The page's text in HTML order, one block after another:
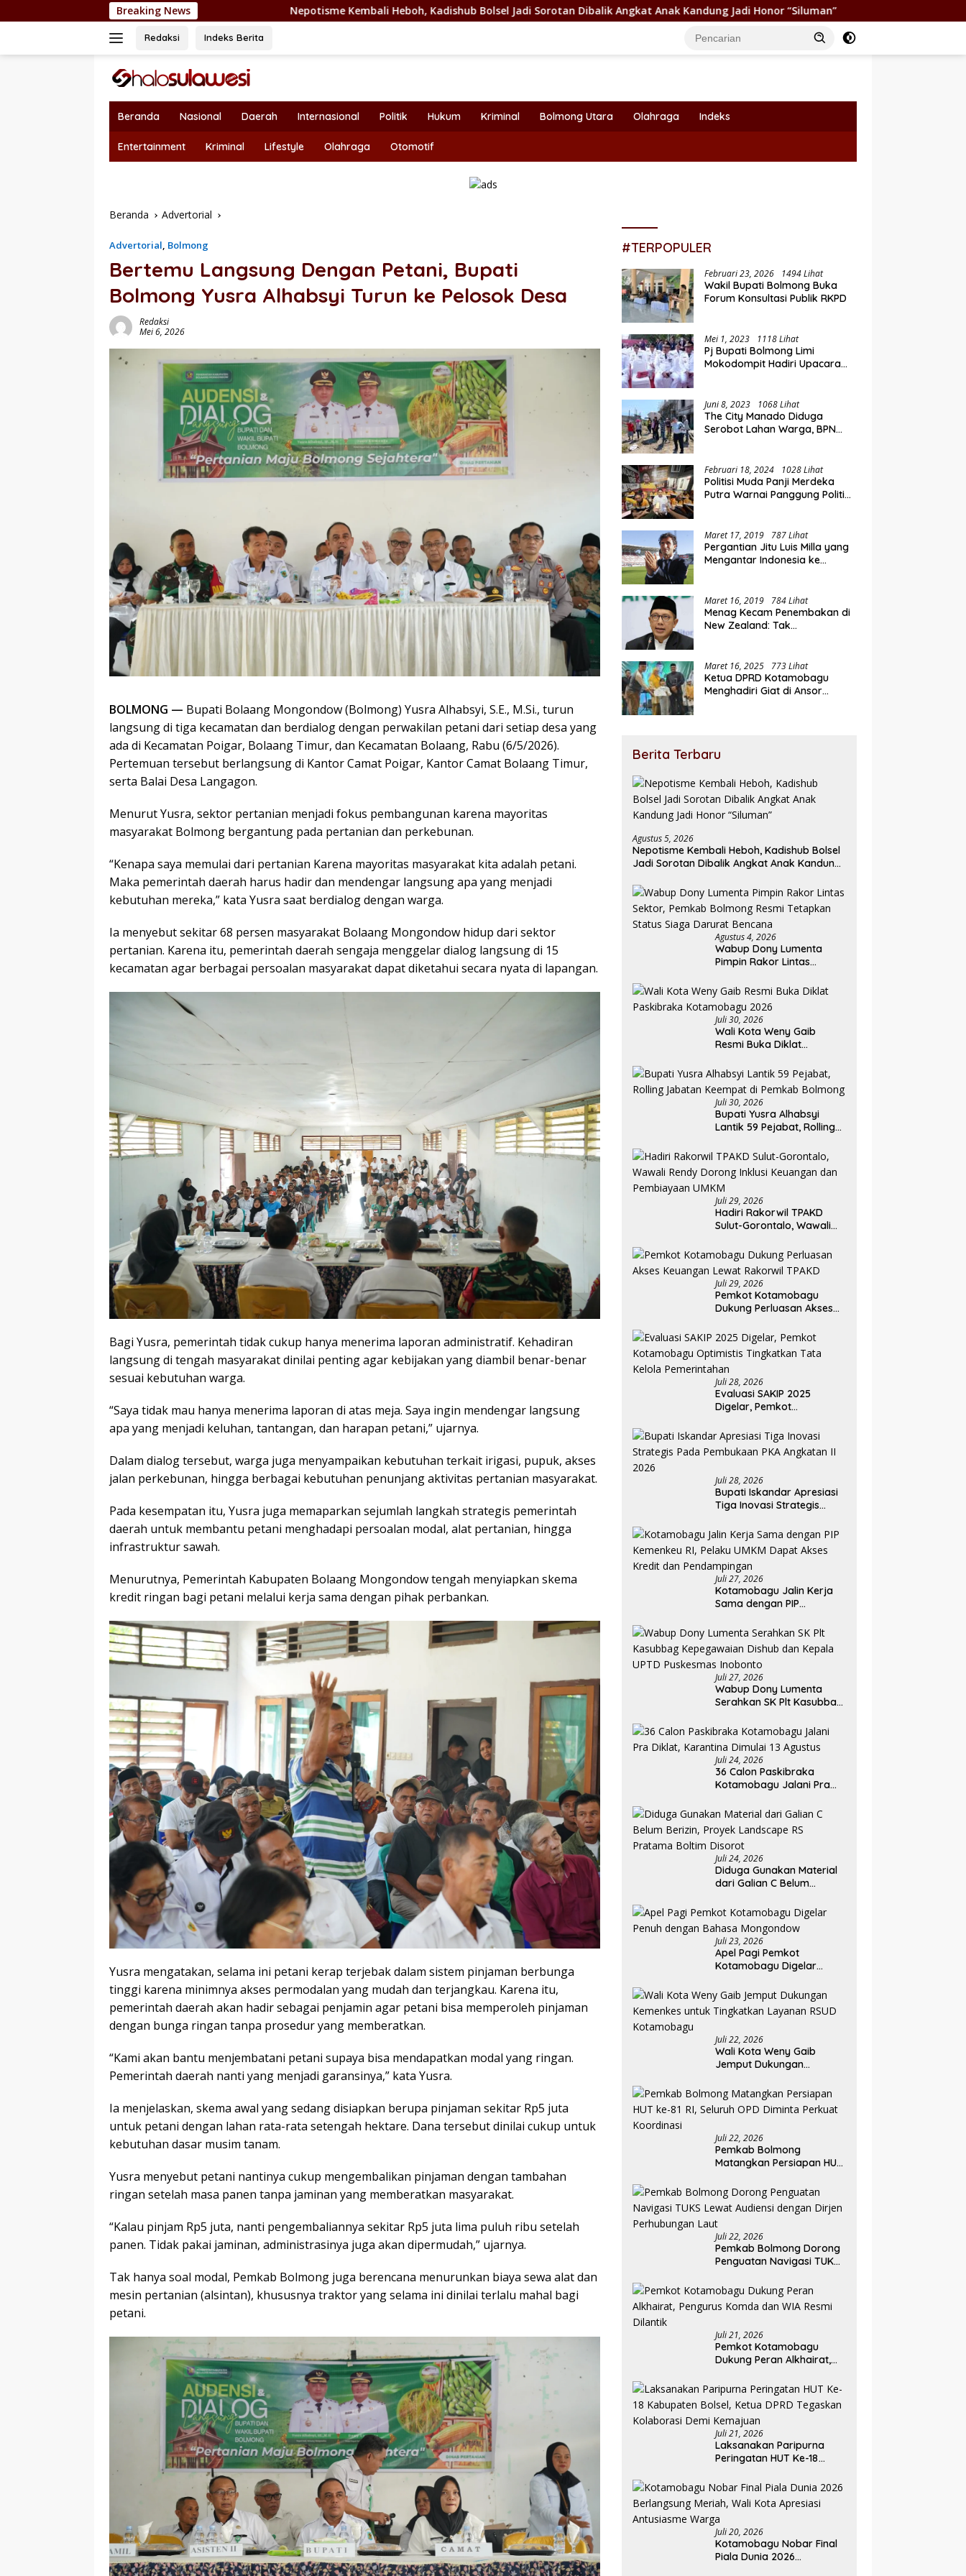
ke
Breaking NewsNepotisme Kembali Heboh, Kadishub Bolsel Jadi Sorotan Dibalik Angkat Anak Kandung Jadi Honor “Siluman” Wabup Dony Lumenta Pimpin Rakor
Redaksi Indeks Berita
Beranda Nasional Daerah Internasional Politik Hukum Kriminal Bolmong Utara Olahraga Indeks
Entertainment Kriminal Lifestyle Olahraga Otomotif
Beranda Advertorial
Advertorial, Bolmong
Bertemu Langsung Dengan Petani, Bupati
Bolmong Yusra Alhabsyi Turun ke Pelosok Desa
Redaksi
Mei 6, 2026
BOLMONG — Bupati Bolaang Mongondow (Bolmong) Yusra Alhabsyi, S.E., M.Si., turun
langsung di tiga kecamatan dan berdialog dengan perwakilan petani dari setiap desa yang
ada di Kecamatan Poigar, Bolaang Timur, dan Kecamatan Bolaang, Rabu (6/5/2026).
Pertemuan tersebut berlangsung di Kantor Camat Poigar, Kantor Camat Bolaang Timur,
serta Balai Desa Langagon.
Menurut Yusra, sektor pertanian menjadi fokus pembangunan karena mayoritas
masyarakat Bolmong bergantung pada pertanian dan perkebunan.
“Kenapa saya memulai dari pertanian Karena mayoritas masyarakat kita adalah petani.
Maka pemerintah daerah harus hadir dan mendengar langsung apa yang menjadi
kebutuhan mereka,” kata Yusra saat berdialog dengan warga.
Ia menyebut sekitar 68 persen masyarakat Bolaang Mongondow hidup dari sektor
pertanian. Karena itu, pemerintah daerah sengaja menggelar dialog langsung di 15
kecamatan agar berbagai persoalan masyarakat dapat diketahui secara nyata di lapangan.
Bagi Yusra, pemerintah tidak cukup hanya menerima laporan administratif. Kehadiran
langsung di tengah masyarakat dinilai penting agar kebijakan yang diambil benar-benar
sesuai kebutuhan warga.
“Saya tidak mau hanya menerima laporan di atas meja. Saya ingin mendengar langsung
apa yang menjadi keluhan, tantangan, dan harapan petani,” ujarnya.
Dalam dialog tersebut, warga juga menyampaikan kebutuhan terkait irigasi, pupuk, akses
jalan perkebunan, hingga berbagai kebutuhan penunjang aktivitas pertanian masyarakat.
Pada kesempatan itu, Yusra juga memaparkan sejumlah langkah strategis pemerintah
daerah untuk membantu petani menghadapi persoalan modal, alat pertanian, hingga
infrastruktur sawah.
Menurutnya, Pemerintah Kabupaten Bolaang Mongondow tengah menyiapkan skema
kredit ringan bagi petani melalui kerja sama dengan pihak perbankan.
Yusra mengatakan, selama ini petani kerap terjebak dalam sistem pinjaman berbunga
tinggi karena minimnya akses permodalan yang mudah dan terjangkau. Karena itu,
pemerintah daerah akan hadir sebagai penjamin agar petani bisa memperoleh pinjaman
dengan bunga ringan tanpa prosedur yang memberatkan.
“Kami akan bantu menjembatani petani supaya bisa mendapatkan modal yang ringan.
Pemerintah daerah nanti yang menjadi garansinya,” kata Yusra.
Ia menjelaskan, skema awal yang sedang disiapkan berupa pinjaman sekitar Rp5 juta
untuk petani dengan lahan rata-rata setengah hektare. Dana tersebut dinilai cukup untuk
kebutuhan dasar musim tanam.
Yusra menyebut petani nantinya cukup mengembalikan pinjaman dengan tambahan
ringan setelah masa panen tanpa jaminan yang memberatkan masyarakat.
“Kalau pinjam Rp5 juta, nanti pengembaliannya sekitar Rp5 juta lima puluh ribu setelah
panen. Tidak pakai jaminan, administrasinya juga akan dipermudah,” ujarnya.
Tak hanya soal modal, Pemkab Bolmong juga berencana menurunkan biaya sewa alat dan
mesin pertanian (alsintan), khususnya traktor yang selama ini dinilai terlalu mahal bagi
petani.
#TERPOPULER
Februari 23, 2026 1494 Lihat
Wakil Bupati Bolmong Buka
Forum Konsultasi Publik RKPD
Mei 1, 2023 1118 Lihat
Pj Bupati Bolmong Limi
Mokodompit Hadiri Upacara
Juni 8, 2023 1068 Lihat
The City Manado Diduga
Serobot Lahan Warga, BPN
Februari 18, 2024 1028 Lihat
Politisi Muda Panji Merdeka
Putra Warnai Panggung Politik
Maret 17, 2019 787 Lihat
Pergantian Jitu Luis Milla yang
Mengantar Indonesia ke
Maret 16, 2019 784 Lihat
Menag Kecam Penembakan di
New Zealand: Tak
Maret 16, 2025 773 Lihat
Ketua DPRD Kotamobagu
Menghadiri Giat di Ansor
Berita Terbaru
Agustus 5, 2026
Nepotisme Kembali Heboh, Kadishub Bolsel
Jadi Sorotan Dibalik Angkat Anak Kandung
Agustus 4, 2026
Wabup Dony Lumenta
Pimpin Rakor Lintas
Resmi Tetapkan Status
Siaga Darurat Bencana
Juli 30, 2026
Wali Kota Weny Gaib
Resmi Buka Diklat
2026
Juli 30, 2026
Bupati Yusra Alhabsyi
Lantik 59 Pejabat, Rolling
Pemkab Bolmong
Juli 29, 2026
Hadiri Rakorwil TPAKD
Sulut-Gorontalo, Wawali
Keuangan dan
Pembiayaan UMKM
Juli 29, 2026
Pemkot Kotamobagu
Dukung Perluasan Akses
TPAKD
Juli 28, 2026
Evaluasi SAKIP 2025
Digelar, Pemkot
Tingkatkan Tata Kelola
Pemerintahan
Juli 28, 2026
Bupati Iskandar Apresiasi
Tiga Inovasi Strategis
Angkatan II 2026
Juli 27, 2026
Kotamobagu Jalin Kerja
Sama dengan PIP
Dapat Akses Kredit dan
Pendampingan
Juli 27, 2026
Wabup Dony Lumenta
Serahkan SK Plt Kasubbag
Kepala UPTD Puskesmas
Inobonto
Juli 24, 2026
36 Calon Paskibraka
Kotamobagu Jalani Pra
Agustus
Juli 24, 2026
Diduga Gunakan Material
dari Galian C Belum
RS Pratama Boltim Disorot
Juli 23, 2026
Apel Pagi Pemkot
Kotamobagu Digelar
Mongondow
Juli 22, 2026
Wali Kota Weny Gaib
Jemput Dukungan
Tingkatkan Layanan RSUD
Kotamobagu
Juli 22, 2026
Pemkab Bolmong
Matangkan Persiapan HUT
Diminta Perkuat
Koordinasi
Juli 22, 2026
Pemkab Bolmong Dorong
Penguatan Navigasi TUKS
Dirjen Perhubungan Laut
Juli 21, 2026
Pemkot Kotamobagu
Dukung Peran Alkhairat,
Resmi Dilantik
Juli 21, 2026
Laksanakan Paripurna
Peringatan HUT Ke-18
DPRD Tegaskan
Kolaborasi Demi
Kemajuan
Juli 20, 2026
Kotamobagu Nobar Final
Piala Dunia 2026